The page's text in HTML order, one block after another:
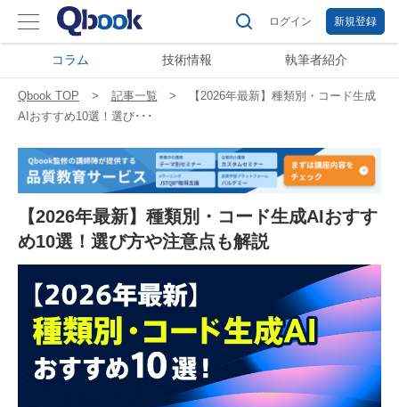
ログイン 新規登録
コラム 技術情報 執筆者紹介
Qbook TOP 記事一覧
【2026年最新】種類別・コード生成
AIおすすめ10選！選び･･･
【2026年最新】種類別・コード生成AIおすす
め10選！選び方や注意点も解説